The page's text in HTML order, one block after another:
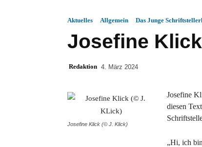
Aktuelles Allgemein Das Junge
Josefine
Redaktion 4. März 2024
Josefine Klick (© J. Klick)
Josefine
diesen
„Hi, ich